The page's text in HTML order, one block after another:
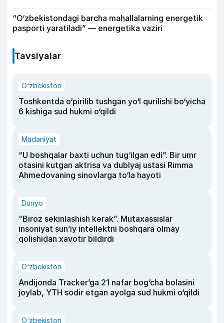
“O‘zbekistondagi barcha mahallalarning energetik
pasporti yaratiladi” — energetika vaziri
Tavsiyalar
O‘zbekiston
Toshkentda o‘pirilib tushgan yo‘l qurilishi bo‘yicha
6 kishiga sud hukmi o‘qildi
Madaniyat
“U boshqalar baxti uchun tug‘ilgan edi”. Bir umr
otasini kutgan aktrisa va dublyaj ustasi Rimma
Ahmedovaning sinovlarga to‘la hayoti
Dunyo
“Biroz sekinlashish kerak”. Mutaxassislar
insoniyat sun’iy intellektni boshqara olmay
qolishidan xavotir bildirdi
O‘zbekiston
Andijonda Tracker’ga 21 nafar bog‘cha bolasini
joylab, YTH sodir etgan ayolga sud hukmi o‘qildi
O‘zbekiston